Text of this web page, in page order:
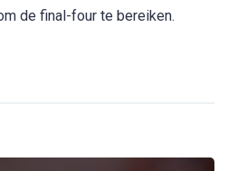
de final-four te bereiken.